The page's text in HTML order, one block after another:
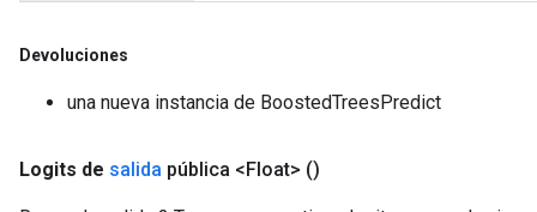
Devoluciones
una nueva instancia de BoostedTreesPredict
Logits de salida pública <Float> ()